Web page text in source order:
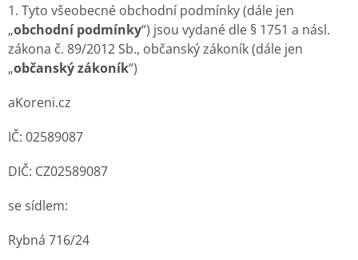
1. Tyto všeobecné obchodní podmínky (dále jen
„obchodní podmínky“) jsou vydané dle § 1751 a násl.
zákona č. 89/2012 Sb., občanský zákoník (dále jen
„občanský zákoník“)
aKoreni.cz
IČ: 02589087
DIČ: CZ02589087
se sídlem:
Rybná 716/24